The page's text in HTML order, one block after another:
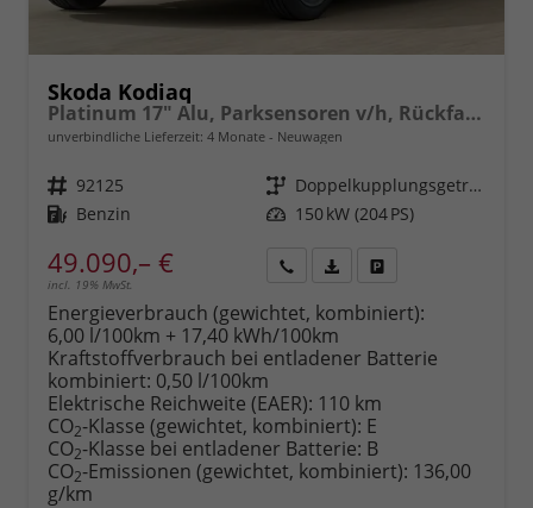
Skoda Kodiaq
Platinum 17" Alu, Parksensoren v/h, Rückfahrkamera, 3-Zonen-Climatronic, Sunset, Sitzheizung, Side Assist, Fernlicht-Assist, Tempomat, Infotainment 10" + Smartlink, Virtual Cockpit, 13" Navi,, M-Lederlenkrad, LED-Scheinwerfer, Dachreling uvm.
unverbindliche Lieferzeit: 4 Monate Neuwagen
Fahrzeugnr. 92125 Getriebe
Doppelkupplungsgetriebe (DSG)
Kraftstoff Benzin Leistung 150 kW (204 PS)
49.090,– €
incl. 19% MwSt.
anfordernDatei,
Fahrzeugexposé
drucken
drucken,
parken
oder
vergleichen
Energieverbrauch (gewichtet, kombiniert):
6,00 l/100km + 17,40 kWh/100km
Kraftstoffverbrauch bei entladener Batterie
kombiniert: 0,50 l/100km
Elektrische Reichweite (EAER): 110 km
CO2-Klasse (gewichtet, kombiniert): E
CO2-Klasse bei entladener Batterie: B
CO2-Emissionen (gewichtet, kombiniert): 136,00
g/km